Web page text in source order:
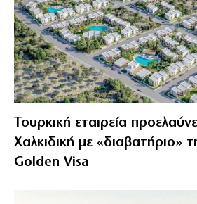
Τουρκική εταιρεία
Χαλκιδική με «διαβατήριο»
Golden Visa